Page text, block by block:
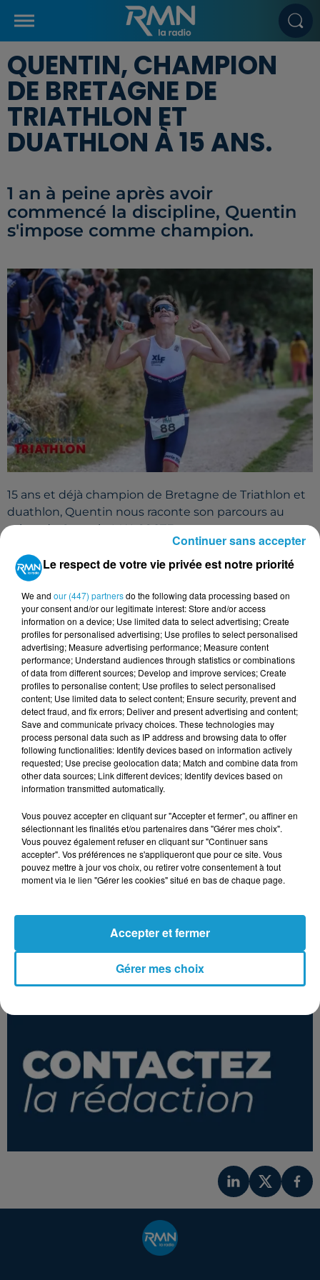
QUENTIN, CHAMPION
DE BRETAGNE DE
TRIATHLON ET
DUATHLON À 15 ANS.
1 an à peine après avoir
commencé la discipline, Quentin
s'impose comme champion.
15 ans et déjà champion de Bretagne de Triathlon et
duathlon, Quentin nous raconte son parcours au
micro de Quentin MALCOSTE.
Cet élément est masqué compte-tenu du refus
du dépôt de cookies que vous avez exprimé. Si
vous souhaitez l'afficher, merci de nous donner
votre accord en cliquant sur le bouton ci-
dessous.
Afficher l'élément
Publié : 20 juin 2023 à 12h23
TITRES DIFFUSÉS Voir plus
19h46
19h46 19h43
19h43
Whenever,
19h39
19h39
Le respect de votre vie privée est notre priorité
We and our (447) partnersdo the following data processing based on
your consent and/or our legitimate interest: Store and/or access
information on a device; Use limited data to select advertising; Create
profiles for personalised advertising; Use profiles to select personalised
advertising; Measure advertising performance; Measure content
performance; Understand audiences through statistics or combinations
of data from different sources; Develop and improve services; Create
profiles to personalise content; Use profiles to select personalised
content; Use limited data to select content; Ensure security, prevent and
detect fraud, and fix errors; Deliver and present advertising and content;
Save and communicate privacy choices. These technologies may
process personal data such as IP address and browsing data to offer
following functionalities: Identify devices based on information actively
requested; Use precise geolocation data; Match and combine data from
other data sources; Link different devices; Identify devices based on
information transmitted automatically.
Vous pouvez accepter en cliquant sur "Accepter et fermer", ou affiner en
sélectionnant les finalités et/ou partenaires dans "Gérer mes choix".
Vous pouvez également refuser en cliquant sur "Continuer sans
accepter". Vos préférences ne s'appliqueront que pour ce site. Vous
pouvez mettre à jour vos choix, ou retirer votre consentement à tout
moment via le lien "Gérer les cookies" situé en bas de chaque page.
Gérer mes choix
Accepter et fermer
Continuer sans accepter